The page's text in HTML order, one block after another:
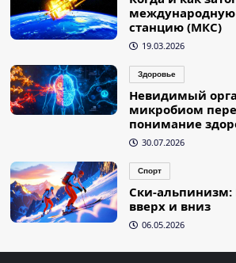
станцию (МКС)
19.03.2026
Здоровье
Невидимый
микробиом
понимание
30.07.2026
Спорт
Ски-альпинизм:
вверх и вниз
06.05.2026